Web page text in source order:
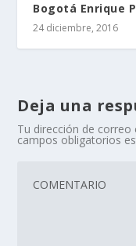
Bogotá Enrique
24 diciembre, 2016
Deja una
Tu dirección de correo
campos obligatorios